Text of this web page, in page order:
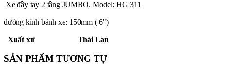
Xe đầy tay 2 tầng JUMBO. Model: HG 311
đường kính bánh xe: 150mm ( 6")
Xuất xứ Thái Lan
SẢN PHẨM TƯƠNG TỰ